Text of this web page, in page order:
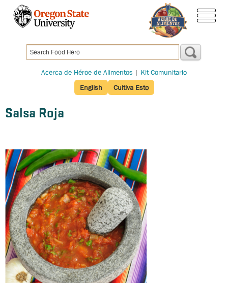
Pasar
principal
Acerca de Héroe de Alimentos | Kit Comunitario
English
Cultiva Esto
Salsa Roja